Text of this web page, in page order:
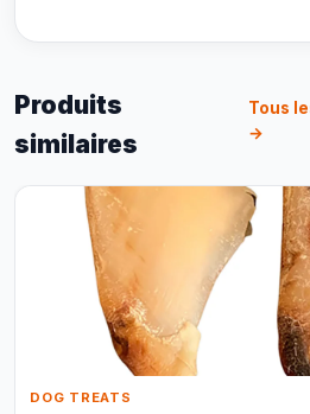
Produits
similaires
Tous
→
DOG TREATS